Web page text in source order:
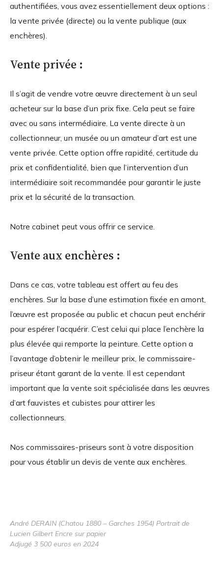
authentifiées, vous avez essentiellement deux options :
la vente privée (directe) ou la vente publique (aux
enchères).
Vente privée :
Il s’agit de vendre votre œuvre directement à un seul
acheteur sur la base d’un prix fixe. Cela peut se faire
avec ou sans intermédiaire. La vente directe à un
collectionneur, un musée ou un amateur d’art est une
vente privée. Cette option offre rapidité, certitude du
prix et confidentialité, bien que l’intervention d’un
intermédiaire soit recommandée pour garantir le juste
prix et la sécurité de la transaction.
Notre cabinet peut vous offrir ce service.
Vente aux enchères :
Dans ce cas, votre tableau est offert au feu des
enchères. Sur la base d’une estimation fixée en amont,
l’œuvre est proposée au public et chacun peut enchérir
pour espérer l’acquérir. C’est celui qui place l’enchère la
plus élevée qui remporte la peinture. Cette option a
l’avantage d’obtenir le meilleur prix, le commissaire-
priseur étant garant de la vente. Il est cependant
important que la vente soit spécialisée dans les œuvres
d’art fauvistes et cubistes pour attirer les
collectionneurs.
Nos commissaires-priseurs sont à votre disposition
pour vous établir un devis de vente aux enchères.
André DERAIN (Chatou 1880 – Garches 1954) Portrait de
Lucien Gilbert Encre sur papier
Adjugé 3 500 euros en 2024